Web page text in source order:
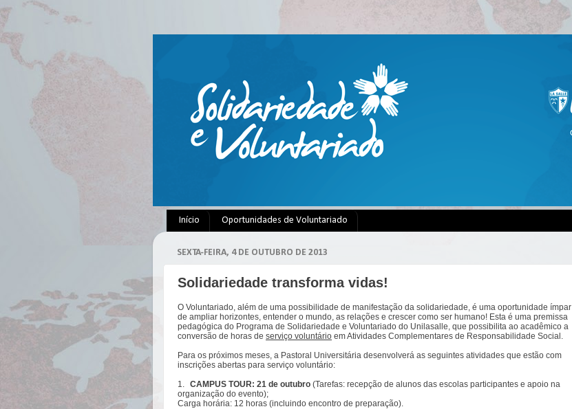
Início Oportunidades de Voluntariado
SEXTA-FEIRA, 4 DE OUTUBRO DE 2013
Solidariedade transforma vidas!
O Voluntariado, além de uma possibilidade de manifestação da solidariedade, é uma oportunidade ímpar
de ampliar horizontes, entender o mundo, as relações e crescer como ser humano! Esta é uma premissa
pedagógica do Programa de Solidariedade e Voluntariado do Unilasalle, que possibilita ao acadêmico a
conversão de horas de serviço voluntário em Atividades Complementares de Responsabilidade Social.
Para os próximos meses, a Pastoral Universitária desenvolverá as seguintes atividades que estão com
inscrições abertas para serviço voluntário:
1.
CAMPUS TOUR: 21 de outubro (Tarefas: recepção de alunos das escolas participantes e apoio na
organização do evento);
Carga horária: 12 horas (incluindo encontro de preparação).